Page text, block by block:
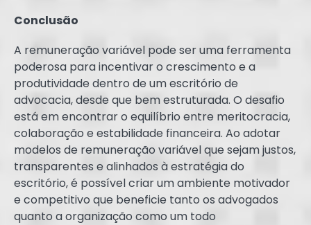
Conclusão
A remuneração variável pode ser uma ferramenta
poderosa para incentivar o crescimento e a
produtividade dentro de um escritório de
advocacia, desde que bem estruturada. O desafio
está em encontrar o equilíbrio entre meritocracia,
colaboração e estabilidade financeira. Ao adotar
modelos de remuneração variável que sejam justos,
transparentes e alinhados à estratégia do
escritório, é possível criar um ambiente motivador
e competitivo que beneficie tanto os advogados
quanto a organização como um todo